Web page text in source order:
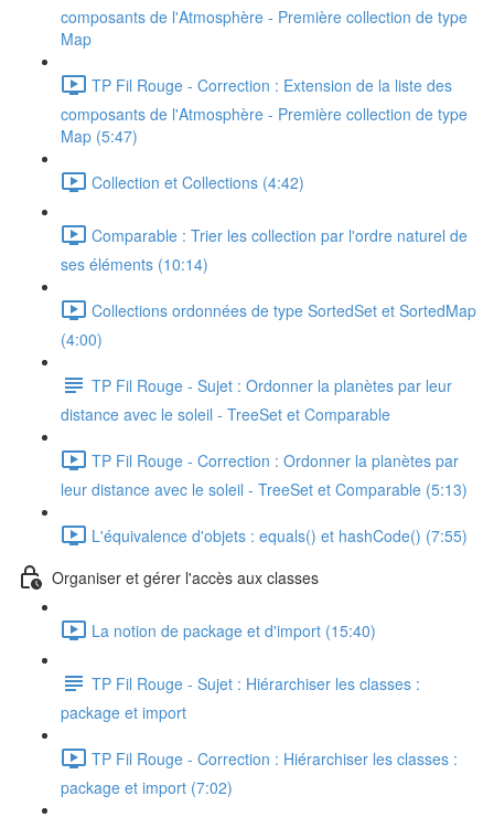
composants de l'Atmosphère - Première collection de type
Map
TP Fil Rouge - Correction : Extension de la liste des
composants de l'Atmosphère - Première collection de type
Map (5:47)
Collection et Collections (4:42)
Comparable : Trier les collection par l'ordre naturel de
ses éléments (10:14)
Collections ordonnées de type SortedSet et SortedMap
(4:00)
TP Fil Rouge - Sujet : Ordonner la planètes par leur
distance avec le soleil - TreeSet et Comparable
TP Fil Rouge - Correction : Ordonner la planètes par
leur distance avec le soleil - TreeSet et Comparable (5:13)
L'équivalence d'objets : equals() et hashCode() (7:55)
Organiser et gérer l'accès aux classes
La notion de package et d'import (15:40)
TP Fil Rouge - Sujet : Hiérarchiser les classes :
package et import
TP Fil Rouge - Correction : Hiérarchiser les classes :
package et import (7:02)